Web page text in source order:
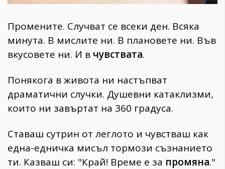
389
Gentlemen
382
Wellness
1817
НИ
Промените. Случват се всеки ден. Всяка
минута. В мислите ни. В плановете ни. Във
вкусовете ни. И в чувствата.
Понякога в живота ни настъпват
драматични случки. Душевни катаклизми,
които ни завъртат на 360 градуса.
Ставаш сутрин от леглото и чувстваш как
една-едничка мисъл тормози съзнанието
ти. Казваш си: "Край! Време е за промяна."